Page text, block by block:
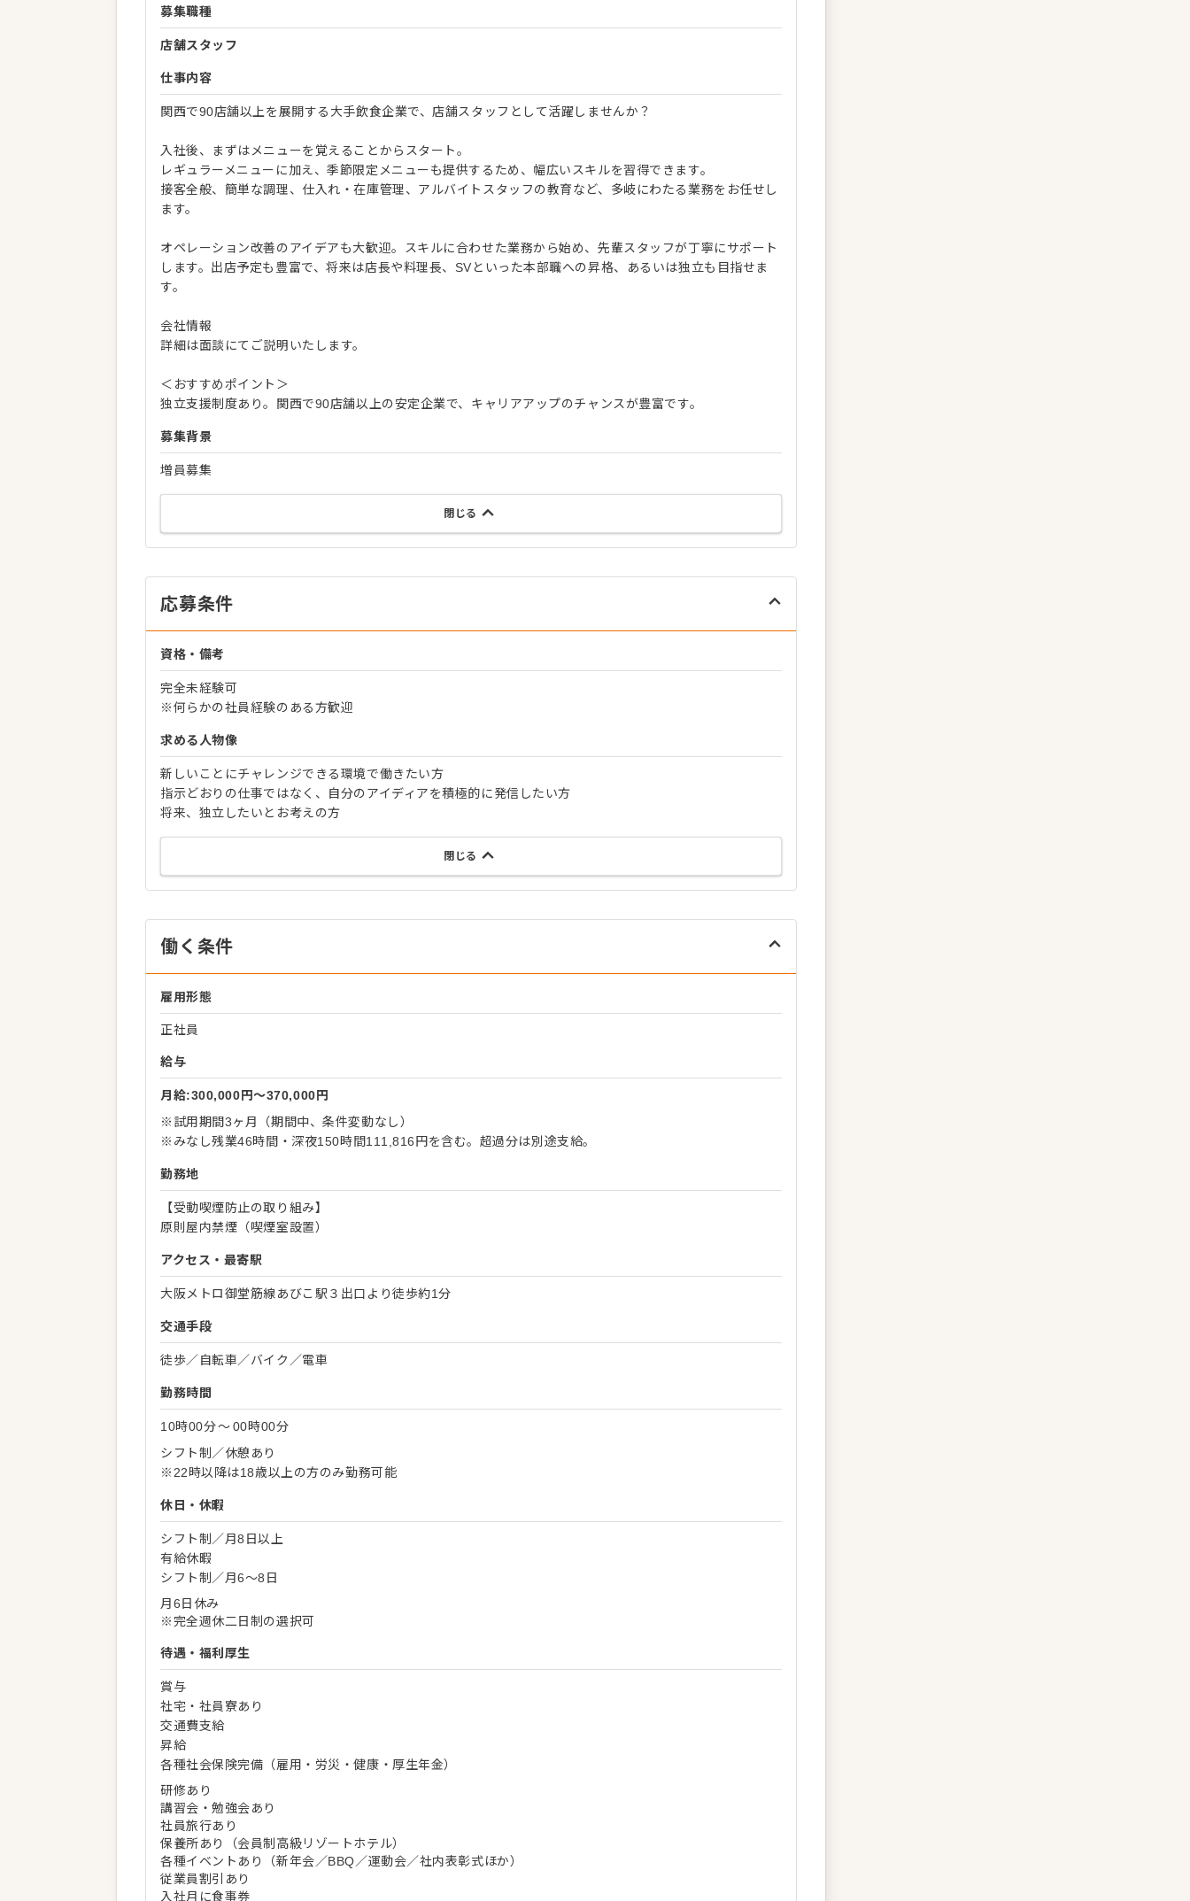
募集職種
店舗スタッフ
仕事内容
関西で90店舗以上を展開する大手飲食企業で、店舗スタッフとして活躍しませんか？
入社後、まずはメニューを覚えることからスタート。
レギュラーメニューに加え、季節限定メニューも提供するため、幅広いスキルを習得できます。
接客全般、簡単な調理、仕入れ・在庫管理、アルバイトスタッフの教育など、多岐にわたる業務をお任せし
ます。
オペレーション改善のアイデアも大歓迎。スキルに合わせた業務から始め、先輩スタッフが丁寧にサポート
します。出店予定も豊富で、将来は店長や料理長、SVといった本部職への昇格、あるいは独立も目指せま
す。
会社情報
詳細は面談にてご説明いたします。
＜おすすめポイント＞
独立支援制度あり。関西で90店舗以上の安定企業で、キャリアアップのチャンスが豊富です。
募集背景
増員募集
閉じる
応募条件
資格・備考
完全未経験可
※何らかの社員経験のある方歓迎
求める人物像
新しいことにチャレンジできる環境で働きたい方
指示どおりの仕事ではなく、自分のアイディアを積極的に発信したい方
将来、独立したいとお考えの方
閉じる
働く条件
雇用形態
正社員
給与
月給:300,000円〜370,000円
※試用期間3ヶ月（期間中、条件変動なし）
※みなし残業46時間・深夜150時間111,816円を含む。超過分は別途支給。
勤務地
【受動喫煙防止の取り組み】
原則屋内禁煙（喫煙室設置）
アクセス・最寄駅
大阪メトロ御堂筋線あびこ駅３出口より徒歩約1分
交通手段
徒歩／自転車／バイク／電車
勤務時間
10時00分〜00時00分
シフト制／休憩あり
※22時以降は18歳以上の方のみ勤務可能
休日・休暇
シフト制／月8日以上
有給休暇
シフト制／月6～8日
月6日休み
※完全週休二日制の選択可
待遇・福利厚生
賞与
社宅・社員寮あり
交通費支給
昇給
各種社会保険完備（雇用・労災・健康・厚生年金）
研修あり
講習会・勉強会あり
社員旅行あり
保養所あり（会員制高級リゾートホテル）
各種イベントあり（新年会／BBQ／運動会／社内表彰式ほか）
従業員割引あり
入社月に食事券